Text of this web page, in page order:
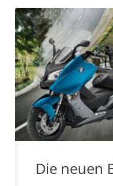
Die neuen